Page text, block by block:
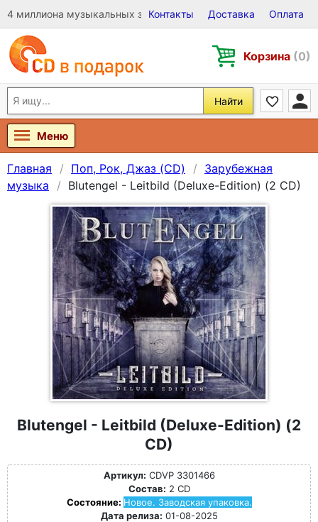
4 миллиона музыкальных записей на Виниле, CD и DVD
Контакты Доставка Оплата
Корзина (0)
Найти
Меню
Главная Поп, Рок, Джаз (CD)
Зарубежная
музыка
Blutengel - Leitbild (Deluxe-Edition) (2 CD)
Blutengel - Leitbild (Deluxe-Edition) (2
CD)
Артикул: CDVP 3301466
Состав: 2 CD
Состояние: Новое. Заводская упаковка.
Дата релиза: 01-08-2025